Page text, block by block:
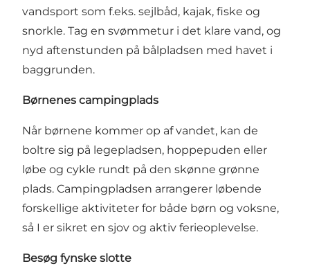
vandsport som f.eks. sejlbåd, kajak, fiske og
snorkle. Tag en svømmetur i det klare vand, og
nyd aftenstunden på bålpladsen med havet i
baggrunden.
Børnenes campingplads
Når børnene kommer op af vandet, kan de
boltre sig på legepladsen, hoppepuden eller
løbe og cykle rundt på den skønne grønne
plads. Campingpladsen arrangerer løbende
forskellige aktiviteter for både børn og voksne,
så I er sikret en sjov og aktiv ferieoplevelse.
Besøg fynske slotte